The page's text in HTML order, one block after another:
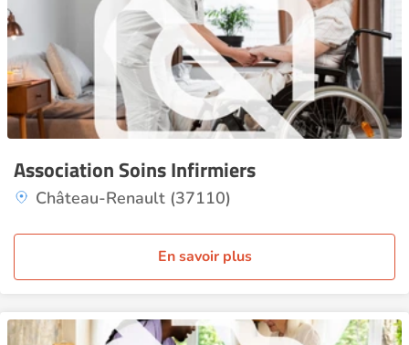
Association Soins Infirmiers
Château-Renault (37110)
En savoir plus